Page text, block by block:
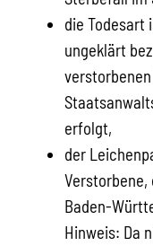
die Todesart
ungeklärt
erfolgt,
der
Verstorbene,
Baden-
Hinweis: Da